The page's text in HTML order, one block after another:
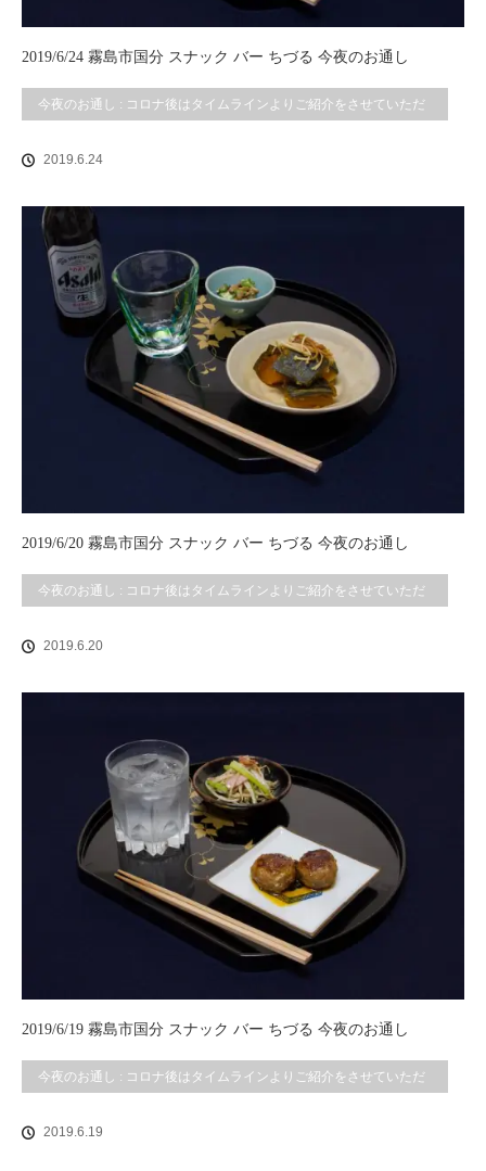
2019/6/24 霧島市国分 スナック バー ちづる 今夜のお通し
今夜のお通し : コロナ後はタイムラインよりご紹介をさせていただ
2019.6.24
2019/6/20 霧島市国分 スナック バー ちづる 今夜のお通し
今夜のお通し : コロナ後はタイムラインよりご紹介をさせていただ
2019.6.20
2019/6/19 霧島市国分 スナック バー ちづる 今夜のお通し
今夜のお通し : コロナ後はタイムラインよりご紹介をさせていただ
2019.6.19